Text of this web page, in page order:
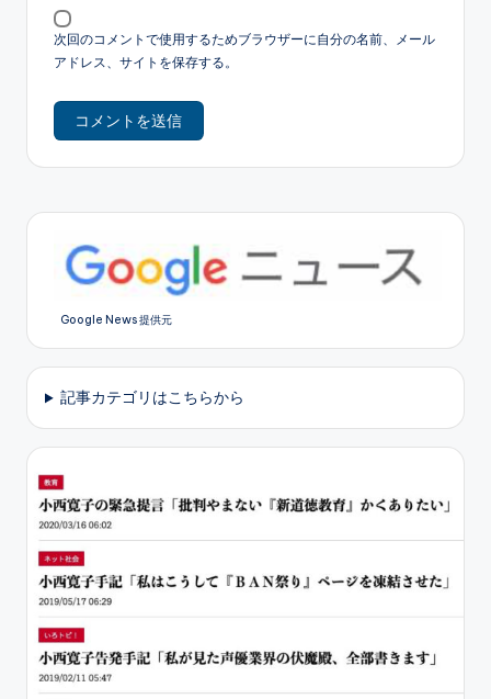
次回のコメントで使用するためブラウザーに自分の名前、メール
アドレス、サイトを保存する。
Google News 提供元
記事カテゴリはこちらから